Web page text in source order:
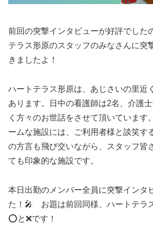
前回の突撃インタビューが好評でした
テラス形原のスタッフのみなさんに突
きましたよ！
ハートテラス形原は、あじさいの里近
あります。日中の看護師は2名、介護
く方々のお世話をさせて頂いています
ームな施設には、ご利用者様と談笑す
の方言も飛び交いながら、スタッフ皆
ても印象的な施設です。
本日出勤のメンバー全員に突撃インタ
た！🎤 お題は前回同様、ハートテラ
⭕️と❌です！